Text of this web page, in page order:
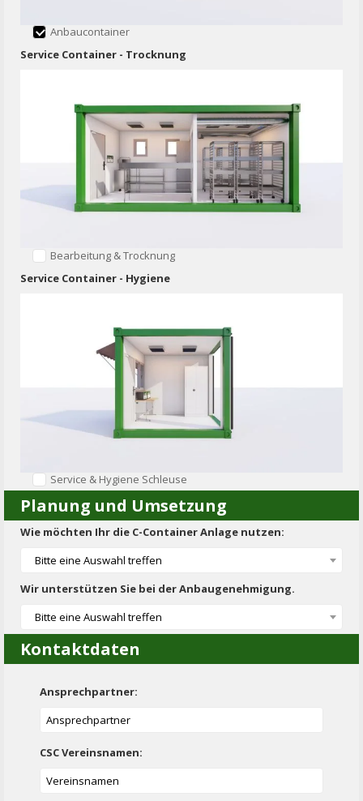
Ansprechpartner:
CSC Vereinsnamen:
Planung und Umsetzung
Wie möchten Ihr die C-Container Anlage nutzen:
Bitte eine Auswahl treffen
Wir unterstützen Sie bei der Anbaugenehmigung.
Bitte eine Auswahl treffen
Service Container - Trocknung
Bearbeitung & Trocknung
Service Container - Hygiene
Service & Hygiene Schleuse
Kontaktdaten
Anbaucontainer